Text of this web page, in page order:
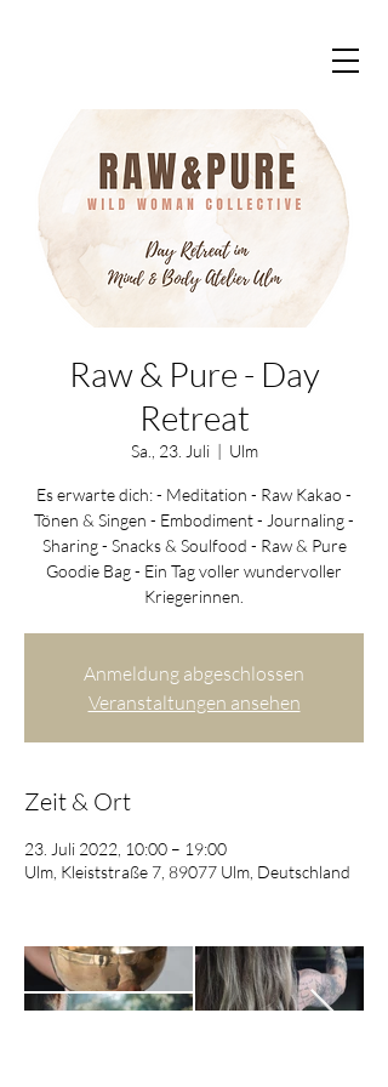
Raw & Pure - Day
Retreat
Sa., 23. Juli
  |
Ulm
Es erwarte dich: - Meditation - Raw Kakao -
Tönen & Singen - Embodiment - Journaling -
Sharing - Snacks & Soulfood - Raw & Pure
Goodie Bag - Ein Tag voller wundervoller
Kriegerinnen.
Anmeldung abgeschlossen
Veranstaltungen ansehen
Zeit & Ort
23. Juli 2022, 10:00 – 19:00
Ulm, Kleiststraße 7, 89077 Ulm, Deutschland